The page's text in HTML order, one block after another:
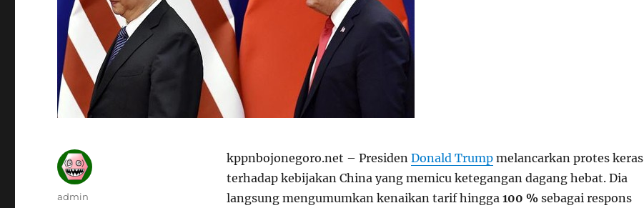
kppnbojonegoro.net – Presiden Donald Trumpmelancarkan protes keras
terhadap kebijakan China yang memicu ketegangan dagang hebat. Dia
langsung mengumumkan kenaikan tarif hingga 100 %sebagai respons
Author
admin